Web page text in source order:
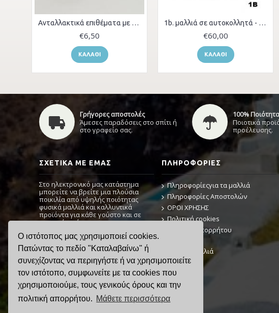
Ο ιστότοπος μας χρησιμοποιεί cookies.
Πατώντας το πεδίο "Καταλαβαίνω" ή
συνεχίζοντας να περιηγήστε ή να χρησιμοποιείτε
τον ιστότοπο, συμφωνείτε με τα cookies που
χρησιμοποιούμε, τους γενικούς όρους και την
πολιτική απορρήτου. Μάθετε περισσότερα
Ανταλλακτικά επιθέματα με αυτοκόλλητ
€6,50
ΚΑΛΆΘΙ
1b. μαλλιά σε αυτοκολλητά - 65 εκ.
€60,00
ΚΑΛΆΘΙ
Γρήγορες αποστολές
Άμεσες παραδόσεις στο σπίτι ή
στο γραφείο σας.
100%
Ποιοτικά
προέλευσης.
ΣΧΕΤΙΚΆ ΜΕ ΕΜΆΣ
Στο ηλεκτρονικό μας κατάστημα
μπορείτε να βρείτε μια πλούσια
ποικιλία από υψηλής ποιότητας
φυσικά μαλλιά και καλλυντικά
προϊόντα για κάθε γούστο και σε
προσιτή τιμή.
Εάν χρειάζεστε μια διαβούλευση, μη
διστάσετε να επικοινωνήσετε μαζί
μας.
ΠΛΗΡΟΦΟΡΊΕΣ
Πληροφορίεςγια τα μαλλιά
Πληροφορίες Αποστολών
ΟΡΟΙ ΧΡΗΣΗΣ
Πολιτική cookies
Πολιτική Απορρήτου
Φυσικά μαλλιά